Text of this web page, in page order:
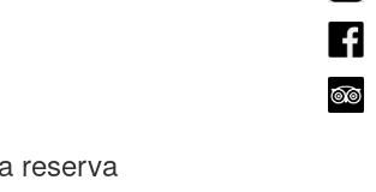
reserva